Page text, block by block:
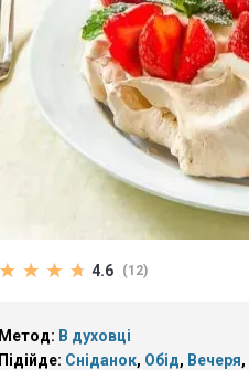
4.6 (12)
Метод: В духовці
Підійде: Сніданок, Обід, Вечеря,